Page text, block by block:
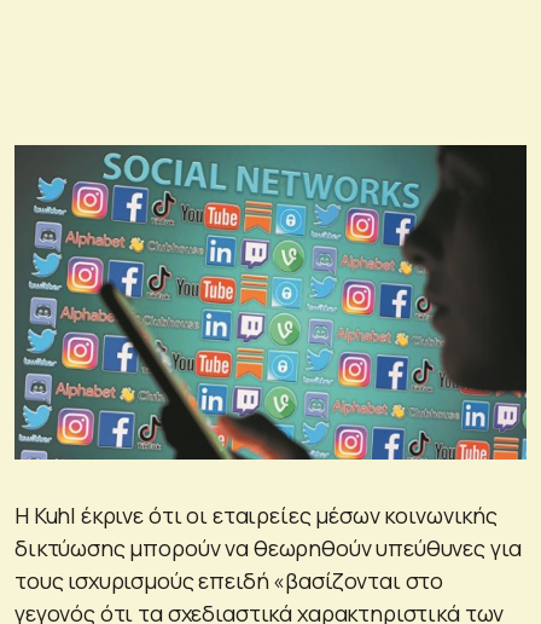
Η Kuhl έκρινε ότι οι εταιρείες μέσων κοινωνικής
δικτύωσης μπορούν να θεωρηθούν υπεύθυνες για
τους ισχυρισμούς επειδή «βασίζονται στο
γεγονός ότι τα σχεδιαστικά χαρακτηριστικά των